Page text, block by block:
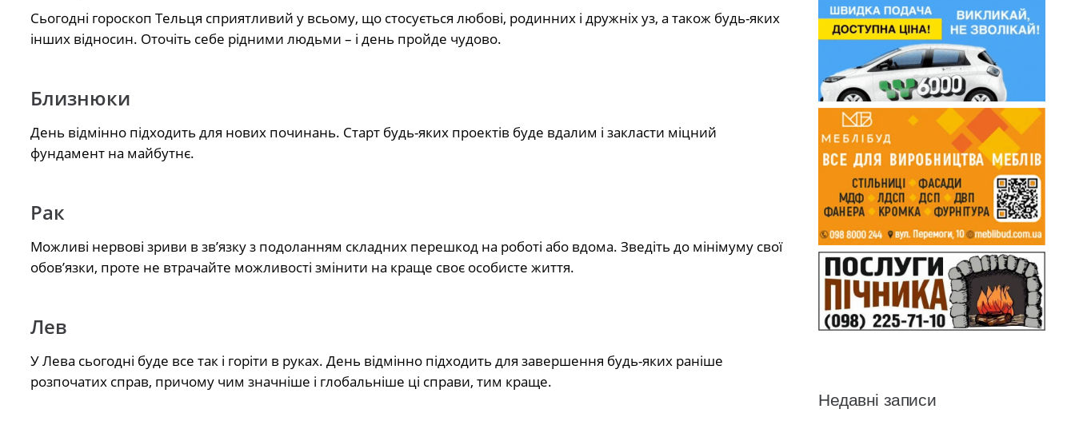
Сьогодні гороскоп Тельця сприятливий у всьому, що стосується любові, родинних і дружніх уз, а також будь-яких
інших відносин. Оточіть себе рідними людьми – і день пройде чудово.
Близнюки
День відмінно підходить для нових починань. Старт будь-яких проектів буде вдалим і закласти міцний
фундамент на майбутнє.
Рак
Можливі нервові зриви в зв’язку з подоланням складних перешкод на роботі або вдома. Зведіть до мінімуму свої
обов’язки, проте не втрачайте можливості змінити на краще своє особисте життя.
Лев
У Лева сьогодні буде все так і горіти в руках. День відмінно підходить для завершення будь-яких раніше
розпочатих справ, причому чим значніше і глобальніше ці справи, тим краще.
Недавні записи